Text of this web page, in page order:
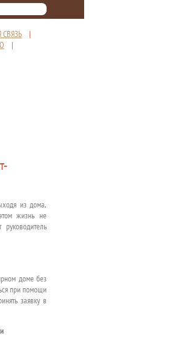
СВЯЗЬ |
|
из дома,
жизнь не
доме без
при помощи
заявку в